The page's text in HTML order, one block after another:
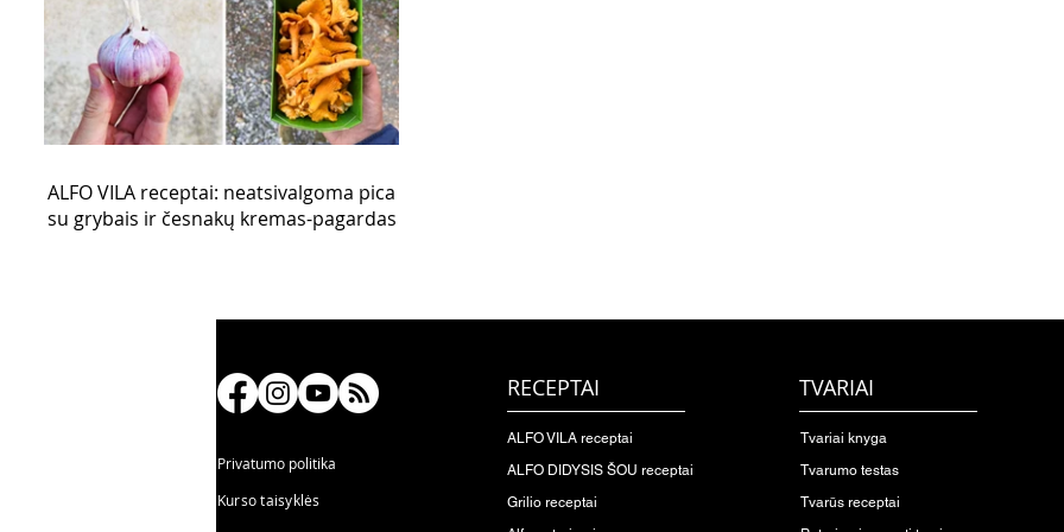
ALFO VILA receptai: neatsivalgoma pica
su grybais ir česnakų kremas-pagardas
Privatumo politika
Kurso taisyklės
RECEPTAI
ALFO VILA receptai
ALFO DIDYSIS ŠOU receptai
Grilio receptai
TVARIAI
Tvariai knyga
Tvarumo testas
Tvarūs receptai